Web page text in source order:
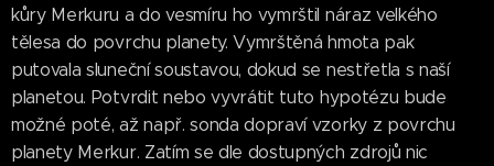
kůry Merkuru a do vesmíru ho vymrštil náraz velkého
tělesa do povrchu planety. Vymrštěná hmota pak
putovala sluneční soustavou, dokud se nestřetla s naší
planetou. Potvrdit nebo vyvrátit tuto hypotézu bude
možné poté, až např. sonda dopraví vzorky z povrchu
planety Merkur. Zatím se dle dostupných zdrojů nic